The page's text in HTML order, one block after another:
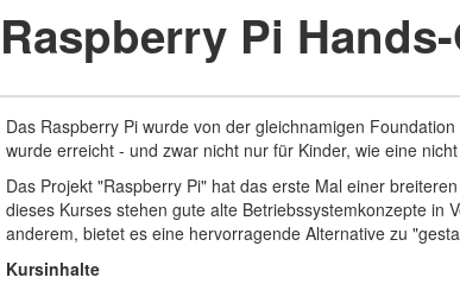
Raspberry Pi
Das Raspberry Pi wurde von der gleichnamigen
wurde erreicht - und zwar nicht nur für Kinder, wie eine
Das Projekt "Raspberry Pi" hat das erste Mal einer
dieses Kurses stehen gute alte Betriebssystemkonzepte in
anderem, bietet es eine hervorragende Alternative zu
Kursinhalte